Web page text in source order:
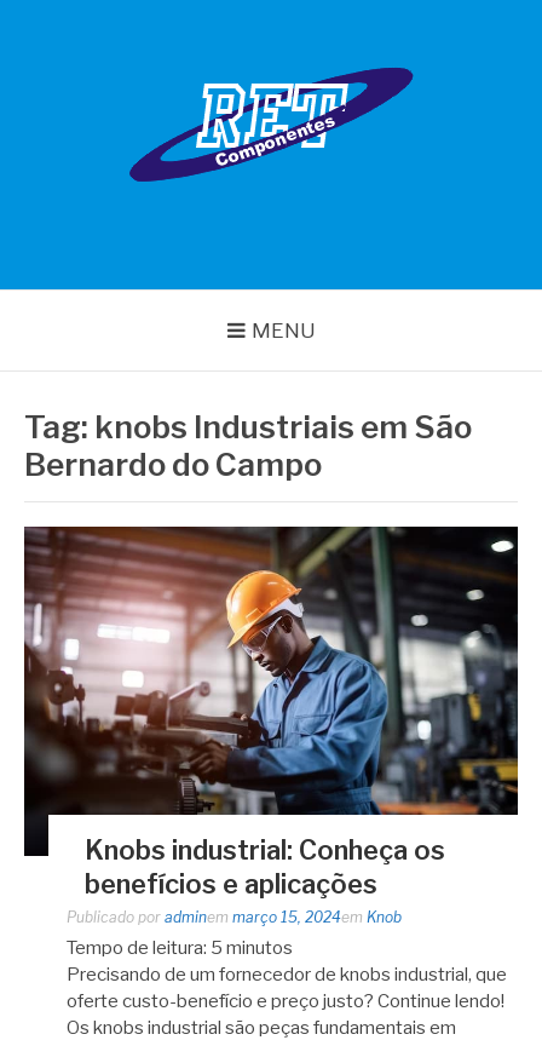
MENU
Tag: knobs Industriais em São
Bernardo do Campo
Knobs industrial: Conheça os
benefícios e aplicações
Publicado por adminem março 15, 2024em Knob
Tempo de leitura: 5 minutos
Precisando de um fornecedor de knobs industrial, que
oferte custo-benefício e preço justo? Continue lendo!
Os knobs industrial são peças fundamentais em